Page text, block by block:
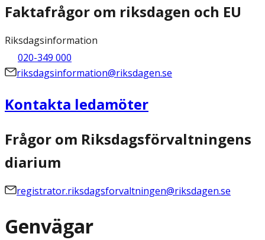
Faktafrågor om riksdagen och EU
Riksdagsinformation
020-349 000
riksdagsinformation@riksdagen.se
Kontakta ledamöter
Frågor om Riksdagsförvaltningens
diarium
registrator.riksdagsforvaltningen@riksdagen.se
Genvägar